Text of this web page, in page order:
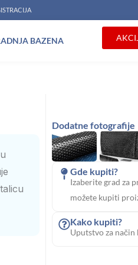
BAZENA
Dodatne fotografije
Gde kupiti?
Izaberite grad za
možete kupiti
Kako kupiti?
Uputstvo za način